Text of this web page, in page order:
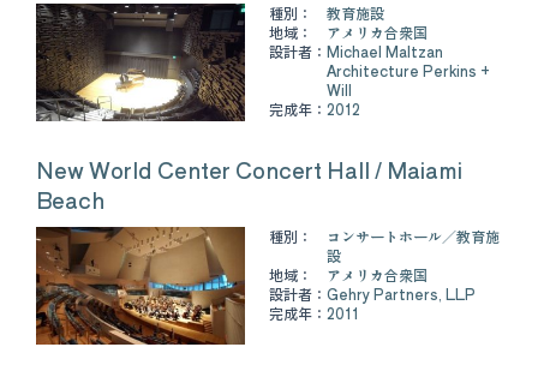
種別：
教育施設
地域：
アメリカ合衆国
設計者： Michael Maltzan
Architecture Perkins +
Will
完成年： 2012
New World Center Concert Hall / Maiami
Beach
種別： コンサートホール
教育施
設
地域：
アメリカ合衆国
設計者： Gehry Partners, LLP
完成年： 2011